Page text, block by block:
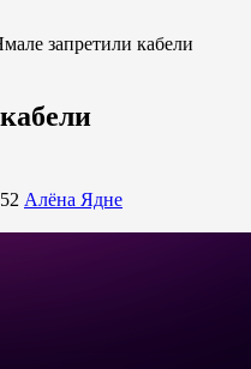
запретили кабели
Алёна Ядне